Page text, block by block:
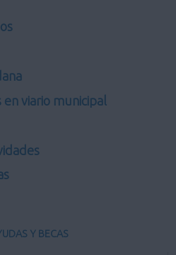
viario municipal
Y BECAS